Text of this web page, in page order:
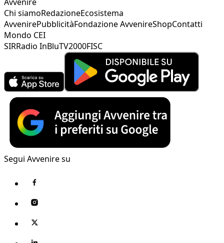
Chi siamoRedazioneEcosistema
AvvenirePubblicitàFondazione AvvenireShopContatti
Mondo CEI
SIRRadio InBluTV2000FISC
Segui Avvenire su